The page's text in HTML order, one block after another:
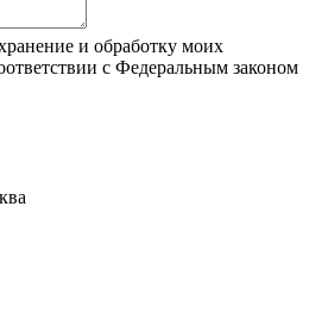
и обработку моих
с Федеральным законом